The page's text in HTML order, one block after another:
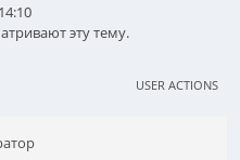
эту тему.
USER ACTIONS